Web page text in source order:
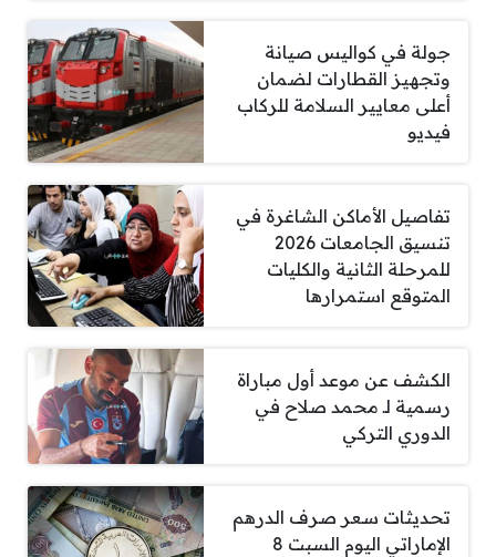
جولة في كواليس صيانة
وتجهيز القطارات لضمان
أعلى معايير السلامة للركاب
فيديو
تفاصيل الأماكن الشاغرة في
تنسيق الجامعات 2026
للمرحلة الثانية والكليات
المتوقع استمرارها
الكشف عن موعد أول مباراة
رسمية لـ محمد صلاح في
الدوري التركي
تحديثات سعر صرف الدرهم
الإماراتي اليوم السبت 8